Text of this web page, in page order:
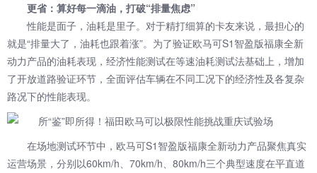
更省：算好每一滴油，打破“排量焦虑”
性能是面子，油耗是里子。对于精打细算的卡友来说，最担心的
就是“排量大了，油耗也跟着涨”。为了验证欧马可S1智盈版福康全新
动力产品的油耗表现，经济性能测试在等速油耗测试法基础上，增加
了开放道路验证环节，全面评估车辆在不同工况下的经济性及各复杂
路况下的性能表现。
在场地测试环节中，欧马可S1智盈版福康全新动力产品聚焦真实
运营场景，分别以60km/h、70km/h、80km/h三个典型速度在平直道